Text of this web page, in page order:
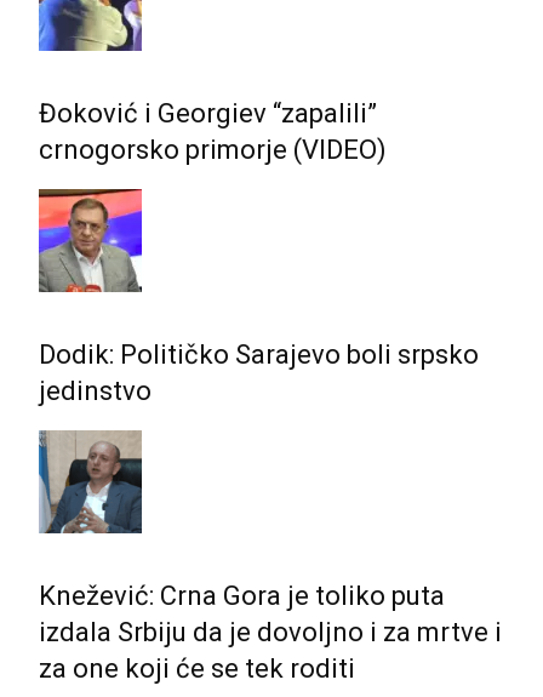
Đoković i Georgiev “zapalili”
crnogorsko primorje (VIDEO)
Dodik: Političko Sarajevo boli srpsko
jedinstvo
Knežević: Crna Gora je toliko puta
izdala Srbiju da je dovoljno i za mrtve i
za one koji će se tek roditi